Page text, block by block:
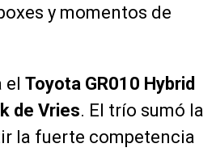
y momentos de
el Toyota GR010 Hybrid
de Vries. El trío sumó la
la fuerte competencia